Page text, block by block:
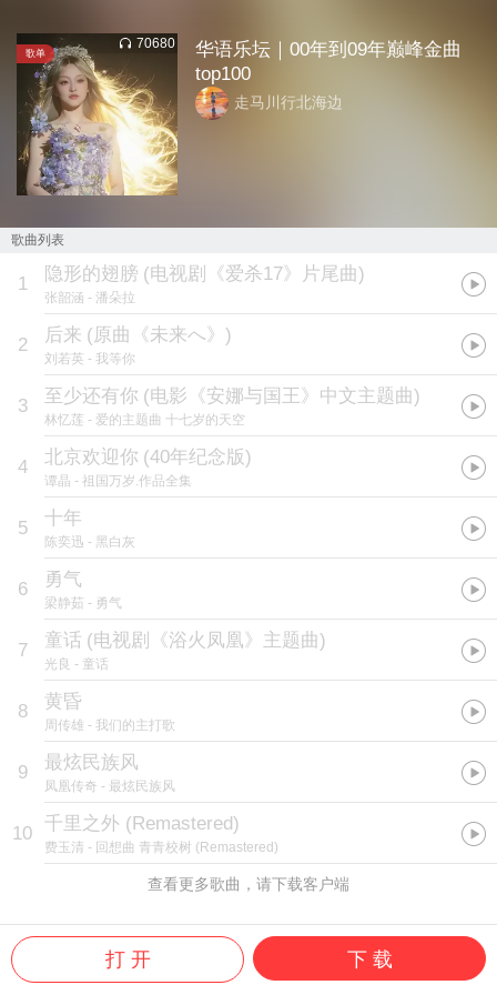
歌单
70680
华语乐坛｜00年到09年巅峰金曲
top100
走马川行北海边
歌曲列表
1 隐形的翅膀 (电视剧《爱杀17》片尾曲)
张韶涵 - 潘朵拉
2 后来 (原曲《未来へ》 )
刘若英 - 我等你
3 至少还有你 (电影《安娜与国王》中文主题曲)
林忆莲 - 爱的主题曲 十七岁的天空
4 北京欢迎你 (40年纪念版)
谭晶 - 祖国万岁.作品全集
5 十年
陈奕迅 - 黑白灰
6 勇气
梁静茹 - 勇气
7 童话 (电视剧《浴火凤凰》主题曲)
光良 - 童话
8 黄昏
周传雄 - 我们的主打歌
9 最炫民族风
凤凰传奇 - 最炫民族风
10 千里之外 (Remastered)
费玉清 - 回想曲 青青校树 (Remastered)
查看更多歌曲，请下载客户端
打 开 下 载